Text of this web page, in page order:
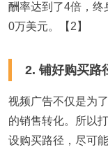
酬率达到了4倍，终
0万美元。【2】
2. 铺好购买路
视频广告不仅是为
的销售转化。所以
设购买路径，尽可